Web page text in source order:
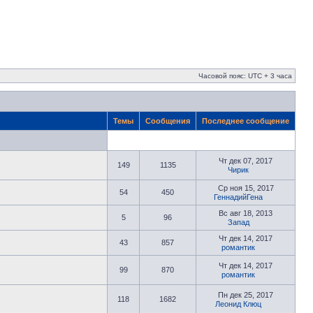
Часовой пояс: UTC + 3 часа
Темы Сообщения Последнее сообщение
149 1135
Чт дек 07, 2017
Чирик
54 450
Ср ноя 15, 2017
ГеннадийГена
5 96
Вс авг 18, 2013
Запад
43 857
Чт дек 14, 2017
романтик
99 870
Чт дек 14, 2017
романтик
118 1682
Пн дек 25, 2017
Леонид Клюц